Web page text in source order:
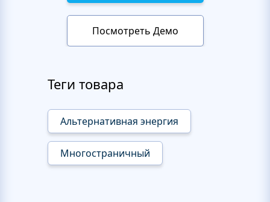
Посмотреть Демо
Теги товара
Альтернативная энергия
Многостраничный